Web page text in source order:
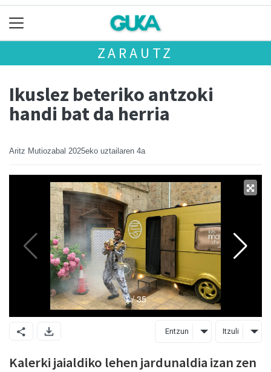
ZARAUTZ
Ikuslez beteriko antzoki
handi bat da herria
Aritz Mutiozabal 2025eko uztailaren 4a
Entzun Itzuli
Kalerki jaialdiko lehen jardunaldia izan zen